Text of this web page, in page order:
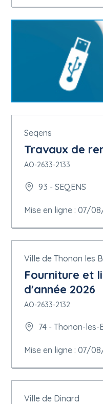
Seqens
Travaux de
AO-2633-2133
93 - SEQENS
Mise en ligne : 07/
Ville de Thonon les
Fourniture et
d'année 2026
AO-2633-2132
74 - Thonon-les-
Mise en ligne : 07/
Ville de Dinard